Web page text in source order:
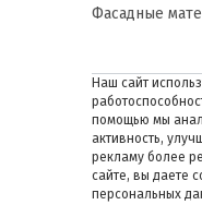
Фасадные
Наш сайт
помощью мы
активность,
рекламу более
сайте, вы даете
персональных